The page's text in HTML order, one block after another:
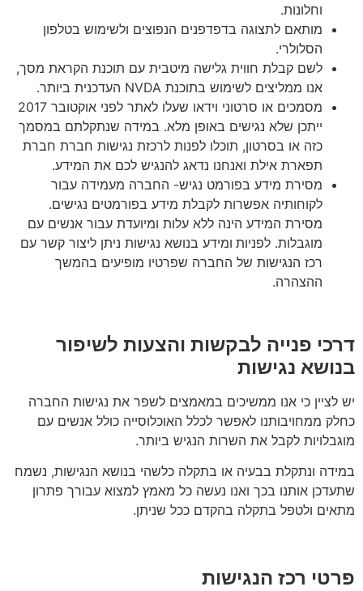
וחלונות.
מותאם לתצוגה בדפדפנים הנפוצים ולשימוש בטלפון
הסלולרי.
לשם קבלת חווית גלישה מיטבית עם תוכנת הקראת מסך,
אנו ממליצים לשימוש בתוכנת NVDA העדכנית ביותר.
מסמכים או סרטוני וידאו שעלו לאתר לפני אוקטובר 2017
ייתכן שלא נגישים באופן מלא. במידה שנתקלתם במסמך
כזה או בסרטון, תוכלו לפנות לרכזת נגישות חברת חברת
תפארת אילת ואנחנו נדאג להנגיש לכם את המידע.
מסירת מידע בפורמט נגיש- החברה מעמידה עבור
לקוחותיה אפשרות לקבלת מידע בפורמטים נגישים.
מסירת המידע הינה ללא עלות ומיועדת עבור אנשים עם
מוגבלות. לפניות ומידע בנושא נגישות ניתן ליצור קשר עם
רכז הנגישות של החברה שפרטיו מופיעים בהמשך
ההצהרה.
דרכי פנייה לבקשות והצעות לשיפור
בנושא נגישות
יש לציין כי אנו ממשיכים במאמצים לשפר את נגישות החברה
כחלק ממחויבותנו לאפשר לכלל האוכלוסייה כולל אנשים עם
מוגבלויות לקבל את השרות הנגיש ביותר.
במידה ונתקלת בבעיה או בתקלה כלשהי בנושא הנגישות, נשמח
שתעדכן אותנו בכך ואנו נעשה כל מאמץ למצוא עבורך פתרון
מתאים ולטפל בתקלה בהקדם ככל שניתן.
פרטי רכז הנגישות